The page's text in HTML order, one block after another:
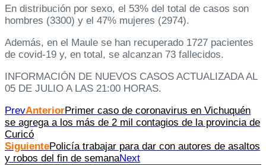
En distribución por sexo, el 53% del total de casos son
hombres (3300) y el 47% mujeres (2974).
Además, en el Maule se han recuperado 1727 pacientes
de covid-19 y, en total, se alcanzan 73 fallecidos.
INFORMACIÓN DE NUEVOS CASOS ACTUALIZADA AL
05 DE JULIO A LAS 21:00 HORAS.
PrevAnteriorPrimer caso de coronavirus en Vichuquén
se agrega a los más de 2 mil contagios de la provincia de
Curicó
SiguientePolicía trabajar para dar con autores de asaltos
y robos del fin de semanaNext